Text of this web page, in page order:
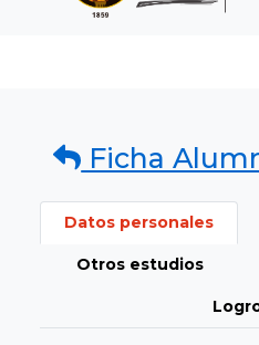
Ficha
Datos personales
Otros estudios